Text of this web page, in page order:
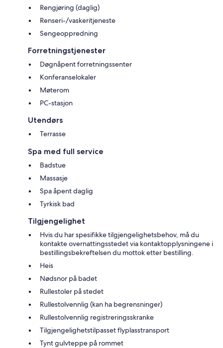
Rengjøring (daglig)
Renseri-/vaskeritjeneste
Sengeoppredning
Forretningstjenester
Døgnåpent forretningssenter
Konferanselokaler
Møterom
PC-stasjon
Utendørs
Terrasse
Spa med full service
Badstue
Massasje
Spa åpent daglig
Tyrkisk bad
Tilgjengelighet
Hvis du har spesifikke tilgjengelighetsbehov, må du
kontakte overnattingsstedet via kontaktopplysningene i
bestillingsbekreftelsen du mottok etter bestilling.
Heis
Nødsnor på badet
Rullestoler på stedet
Rullestolvennlig (kan ha begrensninger)
Rullestolvennlig registreringsskranke
Tilgjengelighetstilpasset flyplasstransport
Tynt gulvteppe på rommet